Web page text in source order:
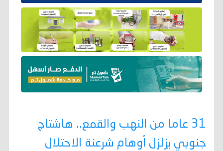
31 عامًا من النهب والقمع.. هاشتاج
جنوبي يزلزل أوهام شرعنة الاحتلال